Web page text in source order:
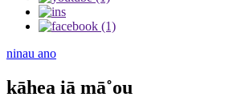
ninau ano
kāhea iā mā˚ou